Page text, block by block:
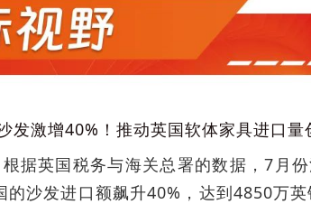
发激增40%！推动英国软体家具进口量
据英国税务与海关总署的数据，7月
的沙发进口额飙升40%，达到4850万